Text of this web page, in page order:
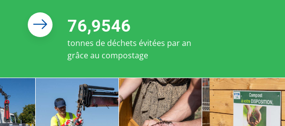
76,9546
tonnes de déchets évitées par an
grâce au compostage